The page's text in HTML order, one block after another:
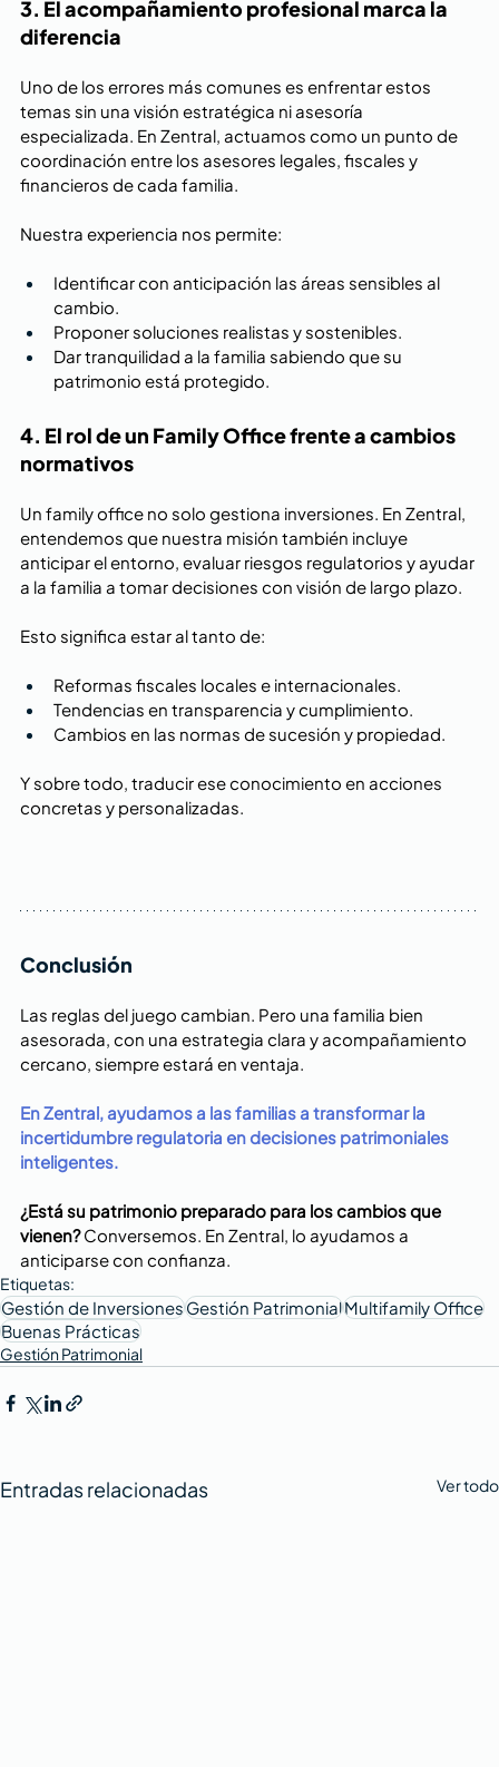
3. El acompañamiento profesional marca la
diferencia
Uno de los errores más comunes es enfrentar estos
temas sin una visión estratégica ni asesoría
especializada. En Zentral, actuamos como un punto de
coordinación entre los asesores legales, fiscales y
financieros de cada familia.
Nuestra experiencia nos permite:
Identificar con anticipación las áreas sensibles al
cambio.
Proponer soluciones realistas y sostenibles.
Dar tranquilidad a la familia sabiendo que su
patrimonio está protegido.
4. El rol de un Family Office frente a cambios
normativos
Un family office no solo gestiona inversiones. En Zentral,
entendemos que nuestra misión también incluye
anticipar el entorno, evaluar riesgos regulatorios y ayudar
a la familia a tomar decisiones con visión de largo plazo.
Esto significa estar al tanto de:
Reformas fiscales locales e internacionales.
Tendencias en transparencia y cumplimiento.
Cambios en las normas de sucesión y propiedad.
Y sobre todo, traducir ese conocimiento en acciones
concretas y personalizadas.
Conclusión
Las reglas del juego cambian. Pero una familia bien
asesorada, con una estrategia clara y acompañamiento
cercano, siempre estará en ventaja.
En Zentral, ayudamos a las familias a transformar la
incertidumbre regulatoria en decisiones patrimoniales
inteligentes.
¿Está su patrimonio preparado para los cambios que
vienen? Conversemos. En Zentral, lo ayudamos a
anticiparse con confianza.
Etiquetas:
Gestión de InversionesGestión PatrimonialMultifamily Office
Buenas Prácticas
Gestión Patrimonial
Entradas relacionadas Ver todo